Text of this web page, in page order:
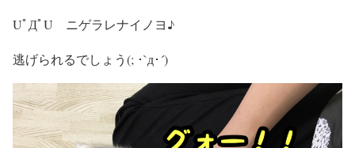
UﾟДﾟU ニゲラレナイノヨ♪
逃げられるでしょう(; ･`д･´)